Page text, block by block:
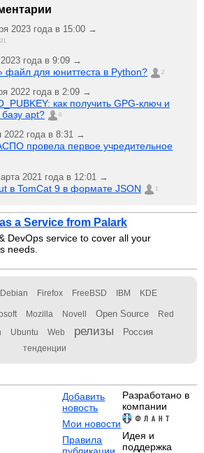
2023 года в 15:00 →
21
года в 9:09 →
файл для юниттеста в Python? 2
2022 года в 2:09 →
как получить GPG-ключ и
базу apt?
6
2022 года в 8:31 →
провела первое учредительное
2021 года в 12:01 →
в TomCat 9 в формате JSON 1
a Service from Palark
DevOps service to cover all your
needs.
Debian Firefox FreeBSD IBM KDE
Mozilla Novell Open Source Red
Ubuntu Web релизы Россия
тенденции
Добавить
новость
Мои новости
Правила
Разработано в
компании
Идея и
поддержка